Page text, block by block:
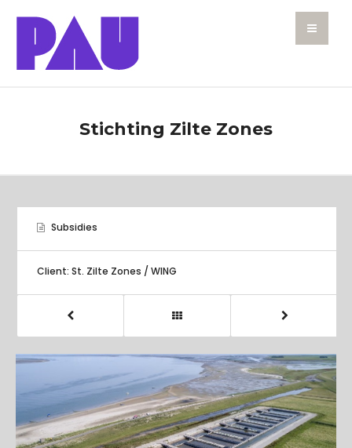
Stichting Zilte Zones
Subsidies
Client: St. Zilte Zones / WING